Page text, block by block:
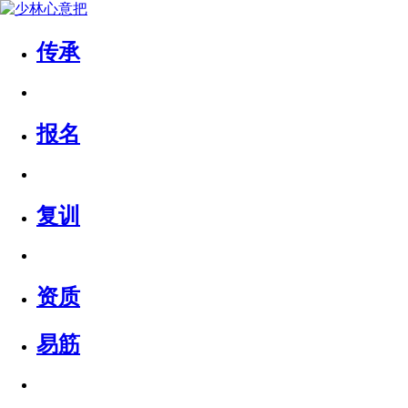
传承
报名
复训
资质
易筋